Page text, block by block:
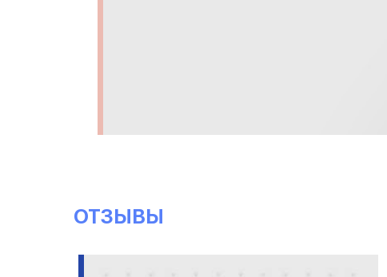
ОТЗЫВЫ